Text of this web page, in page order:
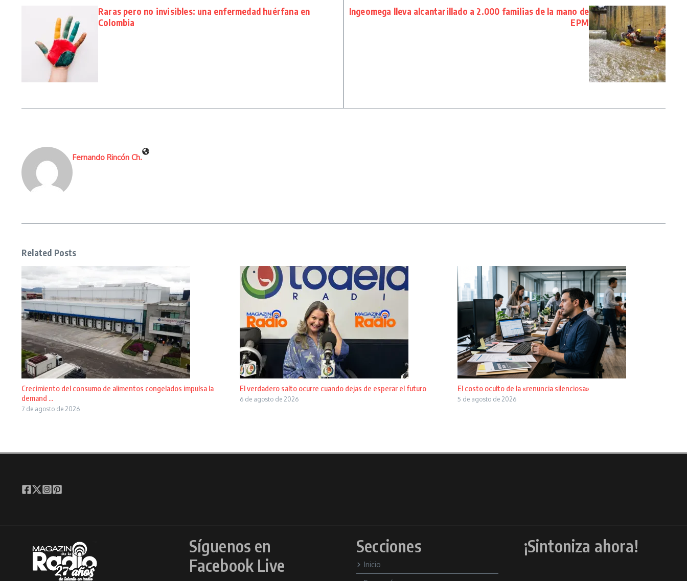
Raras pero no invisibles: una enfermedad huérfana en
Colombia
Ingeomega lleva alcantarillado a 2.000 familias de la mano de
EPM
Fernando Rincón Ch.
Related Posts
Crecimiento del consumo de alimentos congelados impulsa la
demand ...
7 de agosto de 2026
El verdadero salto ocurre cuando dejas de esperar el futuro
6 de agosto de 2026
El costo oculto de la «renuncia silenciosa»
5 de agosto de 2026
Síguenos en
Facebook Live
Secciones
Inicio
¡Sintoniza ahora!